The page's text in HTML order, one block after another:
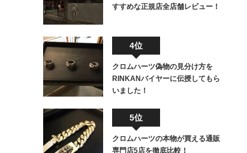
すすめな正規店全店舗レビュー！
4位
クロムハーツ偽物の見分け方を
RINKANバイヤーに伝授してもら
いました！
5位
クロムハーツの本物が買える通販
専門店5店を徹底比較！